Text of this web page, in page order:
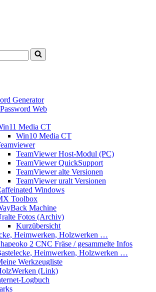
Generator
Web
Media CT
Win10 Media CT
TeamViewer Host-Modul (PC)
TeamViewer QuickSupport
TeamViewer alte Versionen
TeamViewer uralt Versionen
Windows
Toolbox
Machine
Fotos (Archiv)
Kurzübersicht
Heimwerken, Holzwerken …
2 CNC Fräse / gesammelte Infos
Heimwerken, Holzwerken …
Werkzeugliste
(Link)
Logbuch